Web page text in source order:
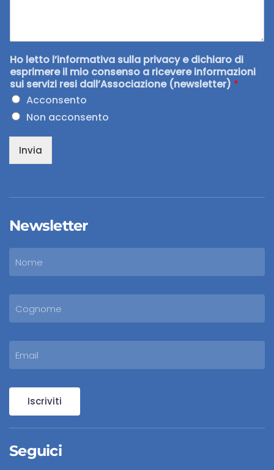
Ho letto l’informativa sulla privacy e dichiaro di
esprimere il mio consenso a ricevere informazioni
sui servizi resi dall’Associazione (newsletter) *
Acconsento
Non acconsento
Invia
Newsletter
Iscriviti
Seguici